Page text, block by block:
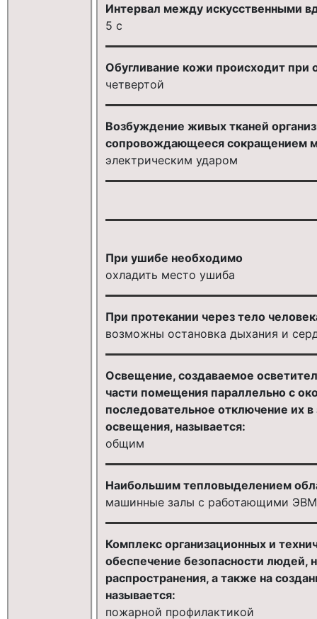
Интервал между искусственными
5 с
Обугливание кожи происходит при
четвертой
Возбуждение живых тканей
сопровождающееся сокращением
электрическим ударом
При ушибе необходимо
охладить место ушиба
При протекании через тело
возможны остановка дыхания и
Освещение, создаваемое
части помещения параллельно с
последовательное отключение их
освещения, называется:
общим
Наибольшим тепловыделением
машинные залы с работающими ЭВМ
Комплекс организационных и
обеспечение безопасности людей,
распространения, а также на
называется:
пожарной профилактикой